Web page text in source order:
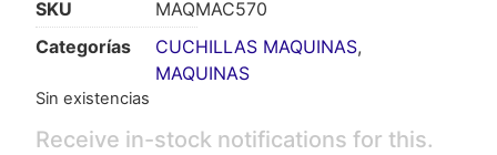
SKU
MAQMAC570
Categorías
CUCHILLAS MAQUINAS,
MAQUINAS
Sin existencias
Receive in-stock notifications for this.